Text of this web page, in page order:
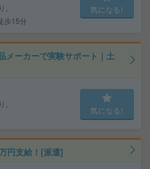
歩15分
気になる!
メーカーで実験サポート｜土
気になる!
円支給！[派遣]